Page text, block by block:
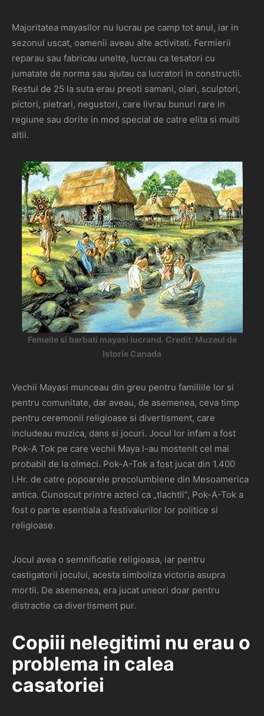
Majoritatea mayasilor nu lucrau pe camp tot anul, iar in
sezonul uscat, oamenii aveau alte activitati. Fermierii
reparau sau fabricau unelte, lucrau ca tesatori cu
jumatate de norma sau ajutau ca lucratori in constructii.
Restul de 25 la suta erau preoti samani, olari, sculptori,
pictori, pietrari, negustori, care livrau bunuri rare in
regiune sau dorite in mod special de catre elita si multi
altii.
Femeile si barbati mayasi lucrand. Credit: Muzeul de
Istorie Canada
Vechii Mayasi munceau din greu pentru familiile lor si
pentru comunitate, dar aveau, de asemenea, ceva timp
pentru ceremonii religioase si divertisment, care
includeau muzica, dans si jocuri. Jocul lor infam a fost
Pok-A Tok pe care vechii Maya l-au mostenit cel mai
probabil de la olmeci. Pok-A-Tok a fost jucat din 1.400
i.Hr. de catre popoarele precolumbiene din Mesoamerica
antica. Cunoscut printre azteci ca „tlachtli”, Pok-A-Tok a
fost o parte esentiala a festivalurilor lor politice si
religioase.
Jocul avea o semnificatie religioasa, iar pentru
castigatorii jocului, acesta simboliza victoria asupra
mortii. De asemenea, era jucat uneori doar pentru
distractie ca divertisment pur.
Copiii nelegitimi nu erau o
problema in calea
casatoriei